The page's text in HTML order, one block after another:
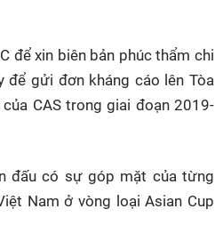
để xin biên bản phúc thẩm chi
để gửi đơn kháng cáo lên Tòa
CAS trong giai đoạn 2019-
đấu có sự góp mặt của từng
Nam ở vòng loại Asian Cup